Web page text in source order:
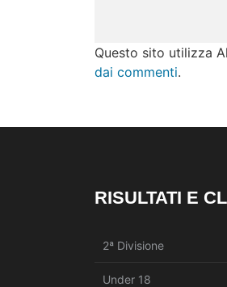
Questo sito utilizza
dai commenti.
RISULTATI E
2ª Divisione
Under 18